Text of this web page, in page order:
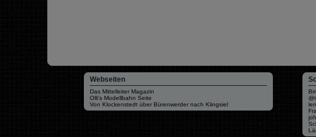
Webseiten
Das Mittelleiter Magazin
Olli's Modellbahn Seite
Von Klockenstedt über Bürenwerder nach Klingsiel